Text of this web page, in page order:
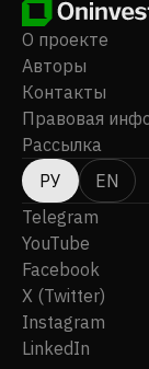
О проекте
Авторы
Контакты
Правовая
Рассылка
РУ
EN
Telegram
YouTube
Facebook
X (Twitter)
Instagram
LinkedIn